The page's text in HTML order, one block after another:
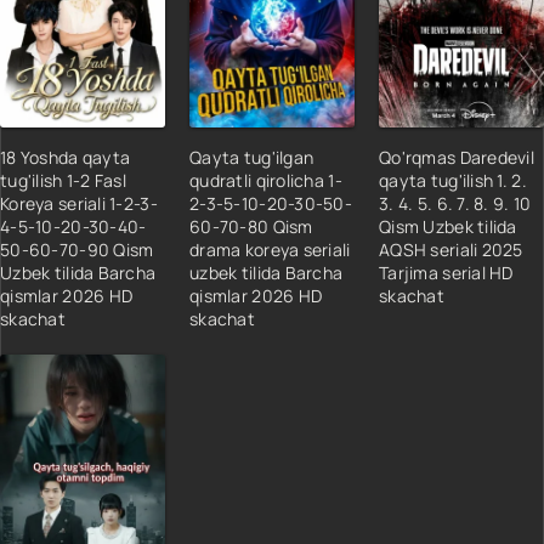
19 Qism
20 Qism
21 Qism
23 Qism
24 Qism
25 Qism
26 Qism
27 Qism
29 Qism
30 Qism
31 Qism
32 Qism
33 Qism
18 Yoshda qayta
tug'ilish 1-2 Fasl
Koreya seriali 1-2-3-
4-5-10-20-30-40-
50-60-70-90 Qism
Uzbek tilida Barcha
qismlar 2026 HD
skachat
Qayta tug'ilgan
qudratli qirolicha 1-
2-3-5-10-20-30-50-
60-70-80 Qism
drama koreya seriali
uzbek tilida Barcha
qismlar 2026 HD
skachat
Qo'rqmas Daredevil
qayta tug'ilish 1. 2.
3. 4. 5. 6. 7. 8. 9. 10
Qism Uzbek tilida
AQSH seriali 2025
Tarjima serial HD
skachat